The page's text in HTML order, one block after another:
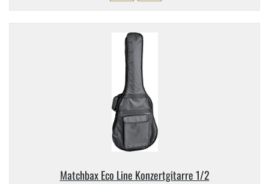
Matchbax Eco Line Konzertgitarre 1/​2